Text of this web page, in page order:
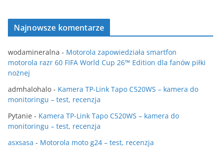
Najnowsze komentarze
wodamineralna - Motorola zapowiedziała smartfon
motorola razr 60 FIFA World Cup 26™ Edition dla fanów piłki
nożnej
admhalohalo - Kamera TP-Link Tapo C520WS – kamera do
monitoringu – test, recenzja
Pytanie - Kamera TP-Link Tapo C520WS – kamera do
monitoringu – test, recenzja
asxsasa - Motorola moto g24 – test, recenzja